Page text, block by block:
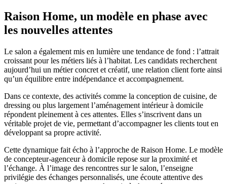
Raison Home, un modèle en phase avec
les nouvelles attentes
Le salon a également mis en lumière une tendance de fond : l’attrait
croissant pour les métiers liés à l’habitat. Les candidats recherchent
aujourd’hui un métier concret et créatif, une relation client forte ainsi
qu’un équilibre entre indépendance et accompagnement.
Dans ce contexte, des activités comme la conception de cuisine, de
dressing ou plus largement l’aménagement intérieur à domicile
répondent pleinement à ces attentes. Elles s’inscrivent dans un
véritable projet de vie, permettant d’accompagner les clients tout en
développant sa propre activité.
Cette dynamique fait écho à l’approche de Raison Home. Le modèle
de concepteur-agenceur à domicile repose sur la proximité et
l’échange. À l’image des rencontres sur le salon, l’enseigne
privilégie des échanges personnalisés, une écoute attentive des